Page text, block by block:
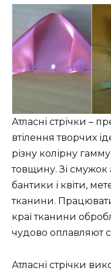
Атласні стрічки –
втілення творчих
різну колірну
товщину. Зі смужок
бантики і квіти,
тканини.
краї тканини
чудово оплавляют
Атласні стрічки